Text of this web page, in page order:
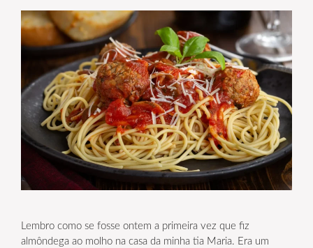
Lembro como se fosse ontem a primeira vez que fiz
almôndega ao molho na casa da minha tia Maria. Era um